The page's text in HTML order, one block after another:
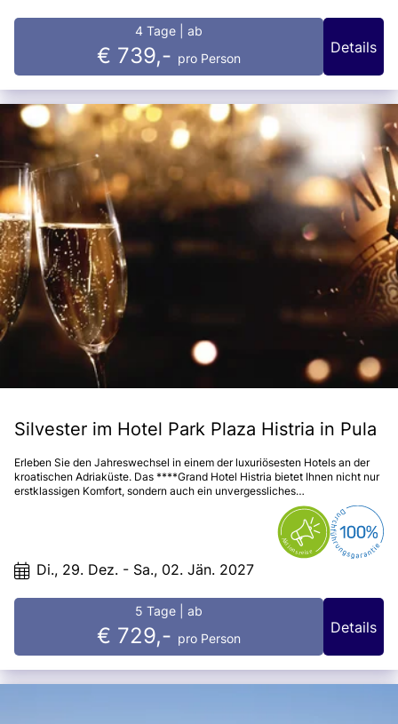
4 Tage | ab
€ 739,- pro Person
Details
Silvester im Hotel Park Plaza Histria in Pula
Erleben Sie den Jahreswechsel in einem der luxuriösesten Hotels an der
kroatischen Adriaküste. Das ****Grand Hotel Histria bietet Ihnen nicht nur
erstklassigen Komfort, sondern auch ein unvergessliches
Unterhaltungsprogramm, das Ihren „Rutsch“ ins Neue Jahr zu einem
Di., 29. Dez. - Sa., 02. Jän. 2027
5 Tage | ab
€ 729,- pro Person
Details